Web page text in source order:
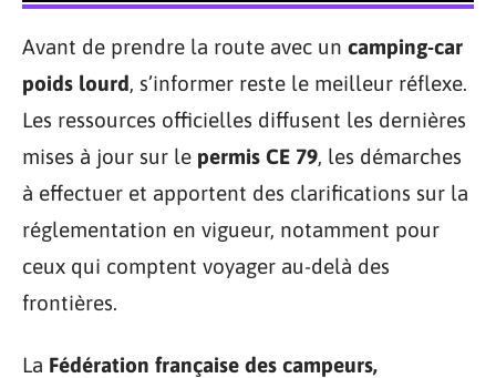
Avant de prendre la route avec un camping-car
poids lourd, s’informer reste le meilleur réflexe.
Les ressources officielles diffusent les dernières
mises à jour sur le permis CE 79, les démarches
à effectuer et apportent des clarifications sur la
réglementation en vigueur, notamment pour
ceux qui comptent voyager au-delà des
frontières.
La Fédération française des campeurs,